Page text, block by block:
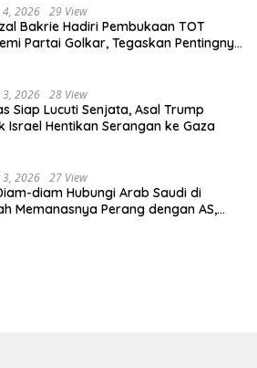
4, 2026 29 View
Bakrie Hadiri Pembukaan TOT
Partai Golkar, Tegaskan Pentingnya
3, 2026 28 View
Siap Lucuti Senjata, Asal Trump
Israel Hentikan Serangan ke Gaza
3, 2026 27 View
diam Hubungi Arab Saudi di
Memanasnya Perang dengan AS,